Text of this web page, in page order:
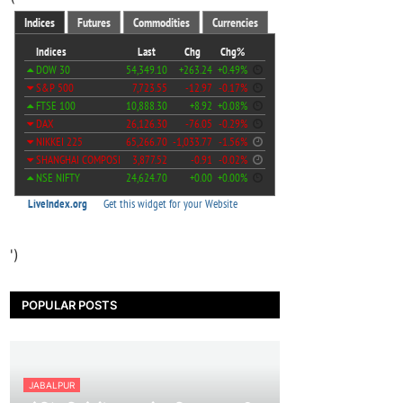
')
POPULAR POSTS
JABALPUR